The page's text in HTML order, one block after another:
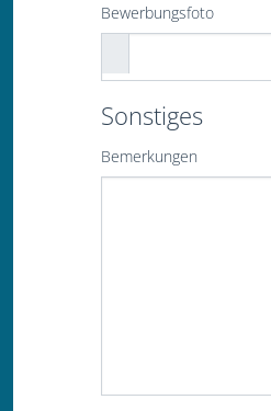
Bewerbungsfoto
Sonstiges
Bemerkungen